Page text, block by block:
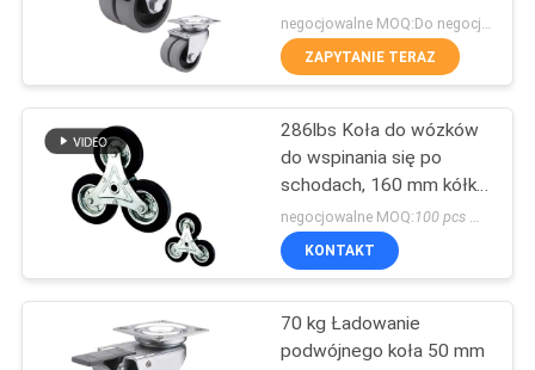
SKONTAKTUJ
SIĘ
NAMI
O
WYCENĘ
wytrzymałości
Kółka przemysłowe
53
ZAPYTANIE TERAZ
286lbs Koła do wózków
do wspinania się po
schodach, 160 mm kółka
trzykołowe
negocjowalne MOQ:100 pcs （1-2 pcs for samples checking are available.
KONTAKT
70 kg Ładowanie
podwójnego koła 50 mm